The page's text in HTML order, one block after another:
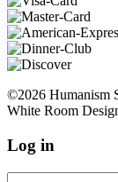
©2026 Humanism
White Room
Log in